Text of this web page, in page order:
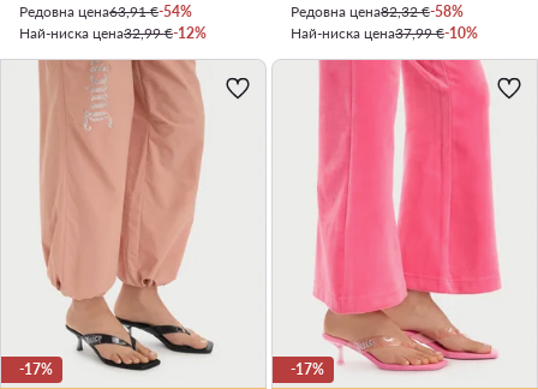
Редовна цена63,91 €-54%
Най-ниска цена32,99 €-12%
Редовна цена82,32 €-58%
Най-ниска цена37,99 €-10%
-17% -17%